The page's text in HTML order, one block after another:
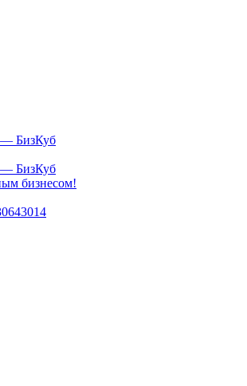
— БизКуб
— БизКуб
бизнесом!